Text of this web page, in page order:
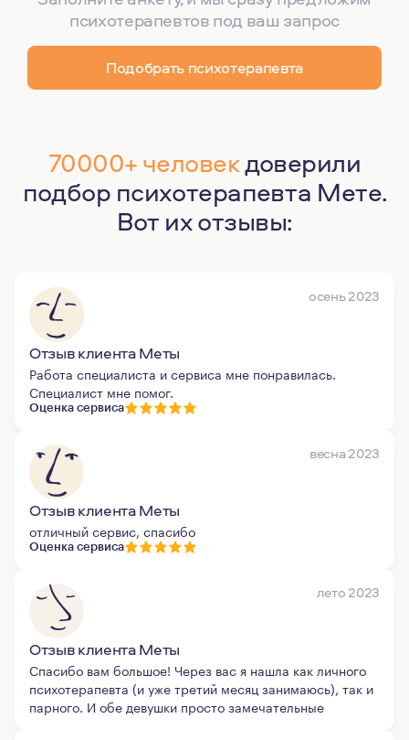
психотерапевтов под ваш запрос
Подобрать психотерапевта
70000+ человекдоверили
подбор психотерапевта Мете.
Вот их отзывы:
осень 2023
Отзыв клиента Меты
Работа специалиста и сервиса мне понравилась.
Специалист мне помог.
Оценка сервиса
весна 2023
Отзыв клиента Меты
отличный сервис, спасибо
Оценка сервиса
лето 2023
Отзыв клиента Меты
Спасибо вам большое! Через вас я нашла как личного
психотерапевта (и уже третий месяц занимаюсь), так и
парного. И обе девушки просто замечательные